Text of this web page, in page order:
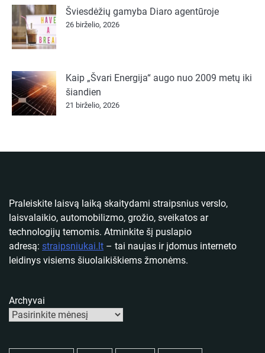
Šviesdėžių gamyba Diaro agentūroje
26 birželio, 2026
Kaip „Švari Energija“ augo nuo 2009 metų iki
šiandien
21 birželio, 2026
Praleiskite laisvą laiką skaitydami straipsnius verslo,
laisvalaikio, automobilizmo, grožio, sveikatos ar
technologijų temomis. Atminkite šį puslapio
adresą: straipsniukai.lt – tai naujas ir įdomus interneto
leidinys visiems šiuolaikiškiems žmonėms.
Archyvai